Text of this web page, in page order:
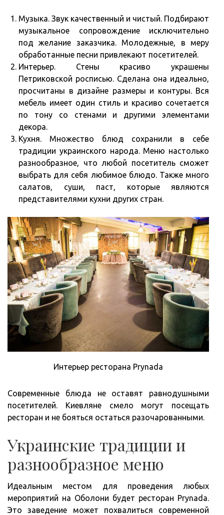
Музыка. Звук качественный и чистый. Подбирают
музыкальное сопровождение исключительно
под желание заказчика. Молодежные, в меру
обработанные песни привлекают посетителей.
Интерьер. Стены красиво украшены
Петриковской росписью. Сделана она идеально,
просчитаны в дизайне размеры и контуры. Вся
мебель имеет один стиль и красиво сочетается
по тону со стенами и другими элементами
декора.
Кухня. Множество блюд сохранили в себе
традиции украинского народа. Меню настолько
разнообразное, что любой посетитель сможет
выбрать для себя любимое блюдо. Также много
салатов, суши, паст, которые являются
представителями кухни других стран.
Интерьер ресторана Prynada
Современные блюда не оставят равнодушными
посетителей. Киевляне смело могут посещать
ресторан и не бояться остаться разочарованными.
Украинские традиции и
разнообразное меню
Идеальным местом для проведения любых
мероприятий на Оболони будет ресторан Prynada.
Это заведение может похвалиться современной